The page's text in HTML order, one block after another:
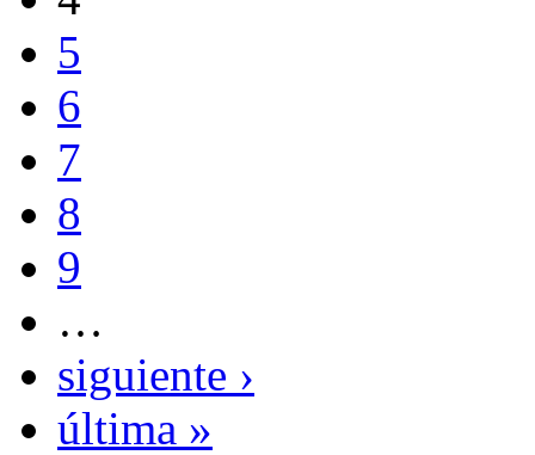
5
6
7
8
9
…
siguiente ›
última »